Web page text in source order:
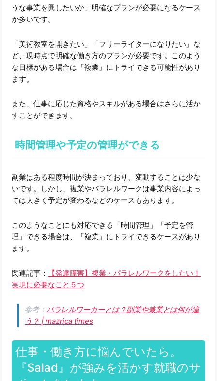
うな事業を興したいか」明確なプランが必要になるケース
が多いです。
「美術教室を開きたい」「フリーライターになりたい」な
ど、現時点で明確な働き方のプランが必要です。このよう
な目標がある場合は「複業」にトライできる可能性があり
ます。
また、仕事に応じた資格やスキルがある場合はさらに活か
すことができます。
時間管理や予定の管理ができる
副業はある程度時間が決まっており、変動することは少な
いです。しかし、複業やパラレルワークは事業内容によっ
ては大きく予定が変わるなどのケースもあります。
このようなことにも対応できる「時間管理」「予定を管
理」できる場合は、「複業」にトライできるケースがあり
ます。
関連記事：
【発達障害】複業・パラレルワークをしたい！
実現に必要なこと５つ
参考：パラレルワーカーとは？副業や兼業とは何が違
う？ | mazrica times
仕事・働き方に悩んでいたら。
『Salad』が強みを活かす就職のサ